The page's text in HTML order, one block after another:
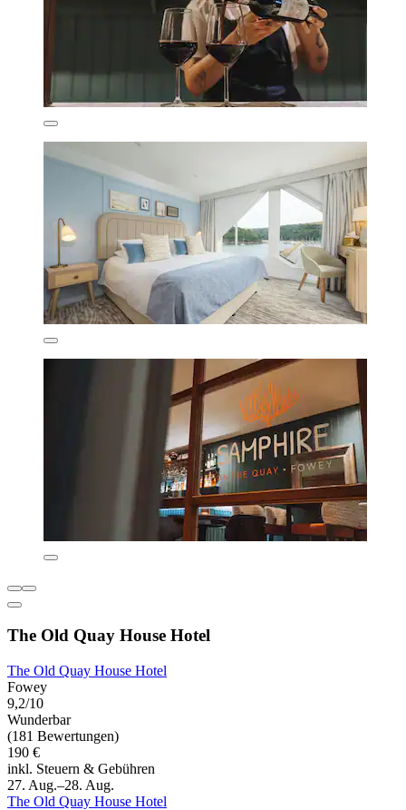
The Old Quay House Hotel
The Old Quay House Hotel
Fowey
9,2/10
Wunderbar
(181 Bewertungen)
190 €
inkl. Steuern & Gebühren
27. Aug.–28. Aug.
The Old Quay House Hotel